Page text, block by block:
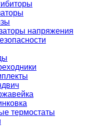
напряжения
термостаты